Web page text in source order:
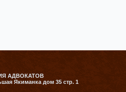
АДВОКАТОВ
Якиманка дом 35 стр. 1